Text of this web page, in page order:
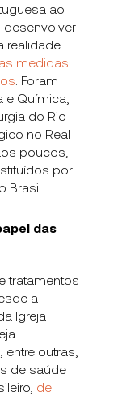
ao
desenvolver
realidade
medidas
. Foram
Química,
do Rio
no Real
poucos,
por
Brasil.
das
tratamentos
a
Igreja
outras,
de saúde
de